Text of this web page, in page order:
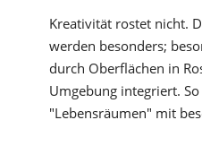
Kreativität rostet nicht.
werden besonders;
durch Oberflächen in
Umgebung integriert.
"Lebensräumen" mit